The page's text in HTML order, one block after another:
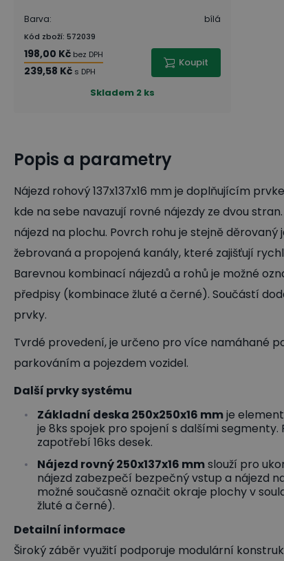
Barva: bílá
Kód zboží: 572039
198,00 Kč bez DPH
239,58 Kč s DPH
Koupit
Skladem 2 ks
Popis a parametry
Nájezd rohový 137x137x16 mm je doplňujícím
kde na sebe navazují rovné nájezdy ze dvou
nájezd na plochu. Povrch rohu je stejně
žebrovaná a propojená kanály, které zajišťují
Barevnou kombinací nájezdů a rohů je možné
předpisy (kombinace žluté a černé). Součástí
prvky.
Tvrdé provedení, je určeno pro více namáhané
parkováním a pojezdem vozidel.
Další prvky systému
Základní deska 250x250x16 mmje
je 8ks spojek pro spojení s dalšími
zapotřebí 16ks desek.
Nájezd rovný 250x137x16 mmslouží pro
nájezd zabezpečí bezpečný vstup a nájezd
možné současně označit okraje plochy v
žluté a černé).
Detailní informace
Široký záběr využití podporuje modulární